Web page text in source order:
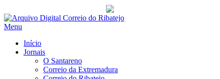
Saltar
para
Menu
Início
Jornais
O Santareno
Correio da Extremadura